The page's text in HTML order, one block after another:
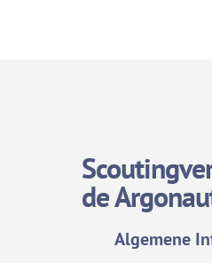
de
Algemene